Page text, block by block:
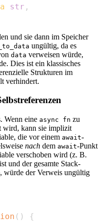
str ,
und sie dann im Speicher
ungültig, da es
data verweisen würde,
Dies ist ein klassisches
Strukturen im
verhindert.
Wenn eine async fn zu
wird, kann sie implizit
die vor einem await-
nach dem await-Punkt
verschoben wird (z. B.
und der gesamte Stack-
würde der Verweis ungültig
( )
{